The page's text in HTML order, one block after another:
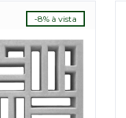
-8% à vista